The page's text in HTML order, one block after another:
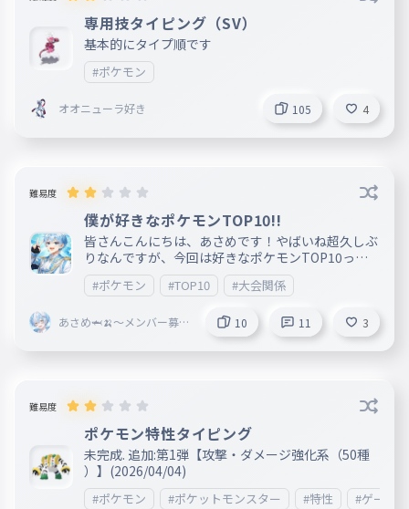
専用技タイピング（SV）
基本的にタイプ順です
#ポケモン
オオニューラ好き 105 4
難易度
僕が好きなポケモンTOP10!!
皆さんこんにちは、あさめです！やばいね超久しぶ
りなんですが、今回は好きなポケモンTOP10っと
いうことで、好きなポケモンがいる人はコメ欄で教
えてください！そして、近々大会もしようと思って
りたいと思っているんで！楽しみにしてください「
もしかしたら、自分の意見やあってほしい単語など
#ポケモン #TOP10 #大会関係
あさめ🦈🍌〜メンバー募集
10 11 3
難易度
ポケモン特性タイピング
未完成. 追加:第1弾【攻撃・ダメージ強化系（50種
）】(2026/04/04)
#ポケモン #ポケットモンスター #特性 #ゲーム